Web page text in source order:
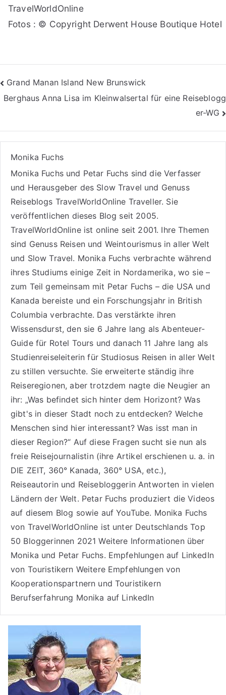
TravelWorldOnline
Fotos : © Copyright Derwent House Boutique Hotel
Beitragsnavigation
Grand Manan Island New Brunswick
Berghaus Anna Lisa im Kleinwalsertal für eine Reiseblogg
er-WG
Monika Fuchs
Monika Fuchs und Petar Fuchs sind die Verfasser
und Herausgeber des Slow Travel und Genuss
Reiseblogs TravelWorldOnline Traveller. Sie
veröffentlichen dieses Blog seit 2005.
TravelWorldOnline ist online seit 2001. Ihre Themen
sind Genuss Reisenund Weintourismusin aller Welt
und Slow Travel. Monika Fuchs verbrachte während
ihres Studiums einige Zeit in Nordamerika, wo sie –
zum Teil gemeinsam mit Petar Fuchs – die USA und
Kanada bereiste und ein Forschungsjahr in British
Columbia verbrachte. Das verstärkte ihren
Wissensdurst, den sie 6 Jahre lang als Abenteuer-
Guide für Rotel Tours und danach 11 Jahre lang als
Studienreiseleiterin für Studiosus Reisen in aller Welt
zu stillen versuchte. Sie erweiterte ständig ihre
Reiseregionen, aber trotzdem nagte die Neugier an
ihr: „Was befindet sich hinter dem Horizont? Was
gibt's in dieser Stadt noch zu entdecken? Welche
Menschen sind hier interessant? Was isst man in
dieser Region?“ Auf diese Fragen sucht sie nun als
freie Reisejournalistin (ihre Artikel erschienen u. a. in
DIE ZEIT, 360° Kanada, 360° USA, etc.),
Reiseautorinund Reisebloggerin Antworten in vielen
Ländern der Welt. Petar Fuchs produziert die Videos
auf diesem Blog sowie aufYouTube. Monika Fuchs
von TravelWorldOnline ist unter Deutschlands Top
50 Bloggerinnen 2021 Weitere Informationen über
Monika und Petar Fuchs. Empfehlungen auf LinkedIn
von Touristikern Weitere Empfehlungen von
Kooperationspartnern und Touristikern
Berufserfahrung Monika auf LinkedIn